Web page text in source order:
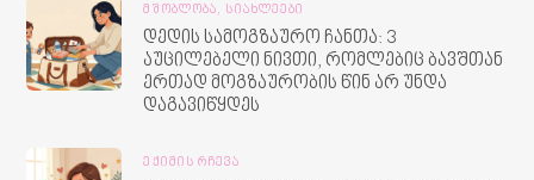
ᲛᲨᲝᲑᲚᲝᲑᲐ, ᲡᲘᲐᲮᲚᲔᲔᲑᲘ
დედის სამოგზაურო ჩანთა: 3
აუცილებელი ნივთი, რომლებიც ბავშთან
ერთად მოგზაურობის წინ არ უნდა
დაგავიწყდეს
ᲔᲥᲘᲛᲘᲡ ᲠᲩᲔᲕᲐ